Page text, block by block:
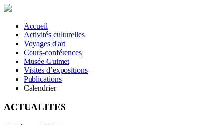
Accueil
Activités culturelles
Voyages d'art
Cours-conférences
Musée Guimet
Visites d’expositions
Publications
Calendrier
ACTUALITES